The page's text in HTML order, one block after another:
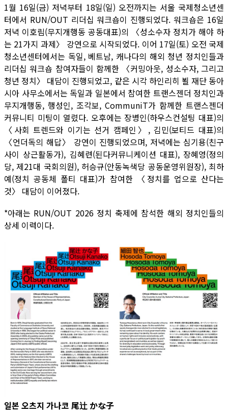
1월 16일(금) 저녁부터 18일(일) 오전까지는 서울 국제청소년센
터에서 RUN/OUT 리더십 워크숍이 진행되었다. 워크숍은 16일
저녁 이호림(무지개행동 공동대표)의 〈성소수자 정치가 해야 하
는 21가지 과제〉 강연으로 시작되었다. 이어 17일(토) 오전 국제
청소년센터에서는 독일, 베트남, 캐나다의 해외 청년 정치인들과
리더십 워크숍 참여자들이 함께한 〈커밍아웃, 성소수자, 그리고
청년 정치〉 대담이 진행되었고, 같은 시각 하인리히 뵐 재단 동아
시아 사무소에서는 독일과 일본에서 참여한 트랜스젠더 정치인과
무지개행동, 행성인, 조각보, CommuniT가 함께한 트랜스젠더
커뮤니티 미팅이 열렸다. 오후에는 장병인(하우스컨설팅 대표)의
〈사회 트렌드와 이기는 선거 캠페인〉, 김민(보티드 대표)의
〈언더독의 해답〉 강연이 진행되었으며, 저녁에는 심기용(친구
사이 상근활동가), 김혜련(된다커뮤니케이션 대표), 장혜영(정의
당, 제21대 국회의원), 허승규(안동녹색당 공동운영위원장), 최하
예(정치 공동체 폴티 대표)가 참여한 〈정치를 업으로 산다는
것〉 대담이 이어졌다.
*아래는 RUN/OUT 2026 정치 축제에 참석한 해외 정치인들의
상세 이력이다.
일본 오츠지 가나코 尾辻 かな子